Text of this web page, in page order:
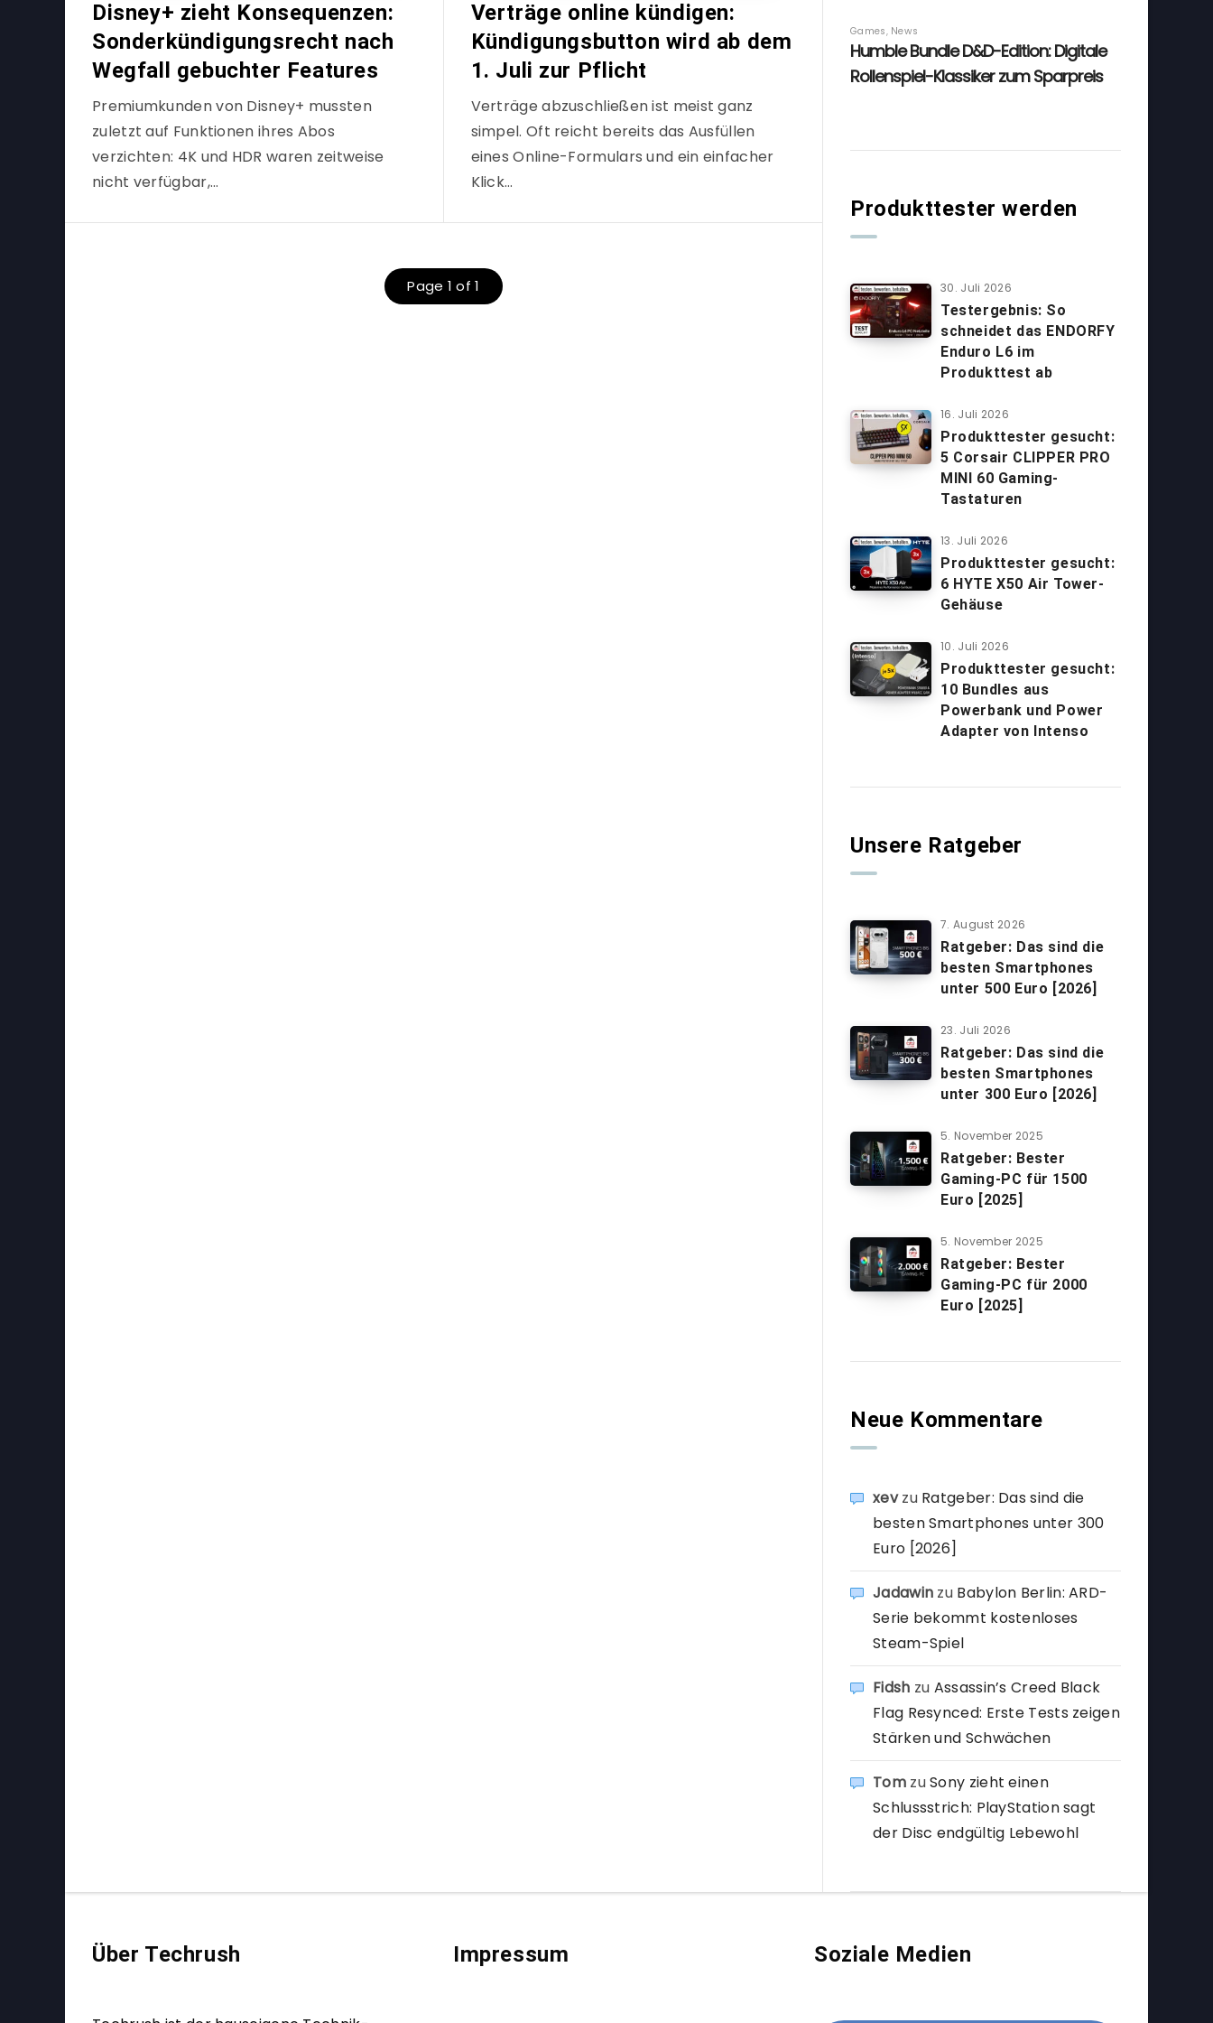
Disney+ zieht Konsequenzen:
Sonderkündigungsrecht nach
Wegfall gebuchter Features
Premiumkunden von Disney+ mussten
zuletzt auf Funktionen ihres Abos
verzichten: 4K und HDR waren zeitweise
nicht verfügbar,…
Verträge online kündigen:
Kündigungsbutton wird ab dem
1. Juli zur Pflicht
Verträge abzuschließen ist meist ganz
simpel. Oft reicht bereits das Ausfüllen
eines Online-Formulars und ein einfacher
Klick…
Page 1 of 1
Produkttester werden
30. Juli 2026
Testergebnis: So
schneidet das ENDORFY
Enduro L6 im
Produkttest ab
16. Juli 2026
Produkttester gesucht:
5 Corsair CLIPPER PRO
MINI 60 Gaming-
Tastaturen
13. Juli 2026
Produkttester gesucht:
6 HYTE X50 Air Tower-
Gehäuse
10. Juli 2026
Produkttester gesucht:
10 Bundles aus
Powerbank und Power
Adapter von Intenso
Unsere Ratgeber
7. August 2026
Ratgeber: Das sind die
besten Smartphones
unter 500 Euro [2026]
23. Juli 2026
Ratgeber: Das sind die
besten Smartphones
unter 300 Euro [2026]
5. November 2025
Ratgeber: Bester
Gaming-PC für 1500
Euro [2025]
5. November 2025
Ratgeber: Bester
Gaming-PC für 2000
Euro [2025]
Neue Kommentare
xevzu Ratgeber: Das sind die
besten Smartphones unter 300
Euro [2026]
Jadawin zu Babylon Berlin: ARD-
Serie bekommt kostenloses
Steam-Spiel
Fidsh zu Assassin’s Creed Black
Flag Resynced: Erste Tests zeigen
Stärken und Schwächen
TomzuSony zieht einen
Schlussstrich: PlayStation sagt
der Disc endgültig Lebewohl
Über Techrush Impressum Soziale Medien